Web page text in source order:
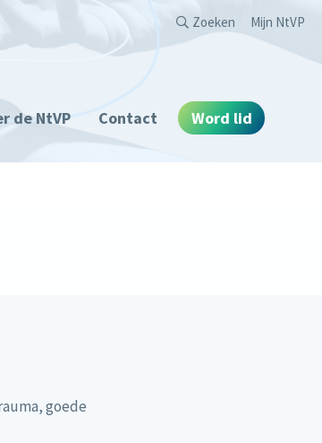
de NtVP Contact Word lid
Zoeken Mijn NtVP
goede